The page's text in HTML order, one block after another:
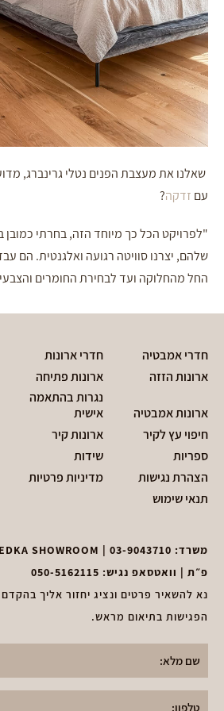
שאלנו את מעצבת הפנים נטלי גרינברג,
עם זדקה?
"לפרויקט הכל כך מיוחד הזה, בחרתי
שלהם, יצרנו סוויטה רגועה ואלגנטית. הם
החל מהחלוקה ועד לבחירת החומרים
חדרי אמבטיה
חדרי ארונות
ארונות הזזה
ארונות פתיחה
ארונות אמבטיה
נגרות בהתאמה
אישית
חיפוי עץ לקיר
ארונות קיר
ספריות
שידות
הצהרת נגישות
מדיניות פרטיות
תנאי שימוש
משרד: 03-9043710
פ״ת | וואטסאפ נגיש: 050-5162115
נא להשאיר פרטים ונציג יחזור אליך
הפגישות בתיאום מראש.